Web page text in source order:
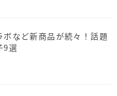
ボなど新商品が続々！話題
9選